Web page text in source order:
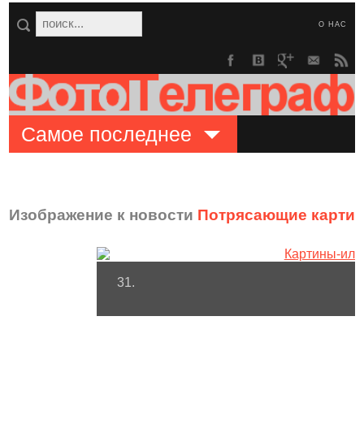
О НАС
Самое последнее
Изображение к новости Потрясающие
31.